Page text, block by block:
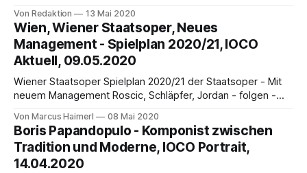
Corona-Zeit Die Intendanten, Geschäftsführer und
Verantwortlichen von acht österreichischen Orchestern
(Bruckner Orchester Linz, Grazer Philharmoniker, Kärntner
Sinfonieorchester, Mozarteumorchester Salzburg, ORF
Radio-Symphonieorchester Wien, Tiroler
Symphonieorchester Innsbruck, Tonkünstler-Orchester
Niederösterreich, Wiener
Von Redaktion 13 Mai 2020
Wien, Wiener Staatsoper, Neues
Management - Spielplan 2020/21, IOCO
Aktuell, 09.05.2020
Wiener Staatsoper Spielplan 2020/21 der Staatsoper - Mit
neuem Management Roscic, Schläpfer, Jordan - folgen -
der Wiener Staatsoper hatte Pech in seinem ersten Auftritt:
Am 26. April 2020 sollte die Spielzeit 2020/21, in neuer
Aufmachung, erstmals vor großem Publikum auf der Bühne
Von Marcus Haimerl 08 Mai 2020
Boris Papandopulo - Komponist zwischen
Tradition und Moderne, IOCO Portrait,
14.04.2020